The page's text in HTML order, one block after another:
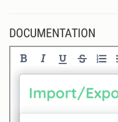
DOCUMENTATION